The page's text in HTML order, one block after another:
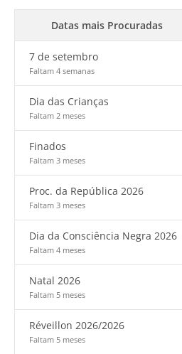
Datas mais Procuradas
7 de setembro
Faltam 4 semanas
Dia das Crianças
Faltam 2 meses
Finados
Faltam 3 meses
Proc. da República 2026
Faltam 3 meses
Dia da Consciência Negra 2026
Faltam 4 meses
Natal 2026
Faltam 5 meses
Réveillon 2026/2026
Faltam 5 meses